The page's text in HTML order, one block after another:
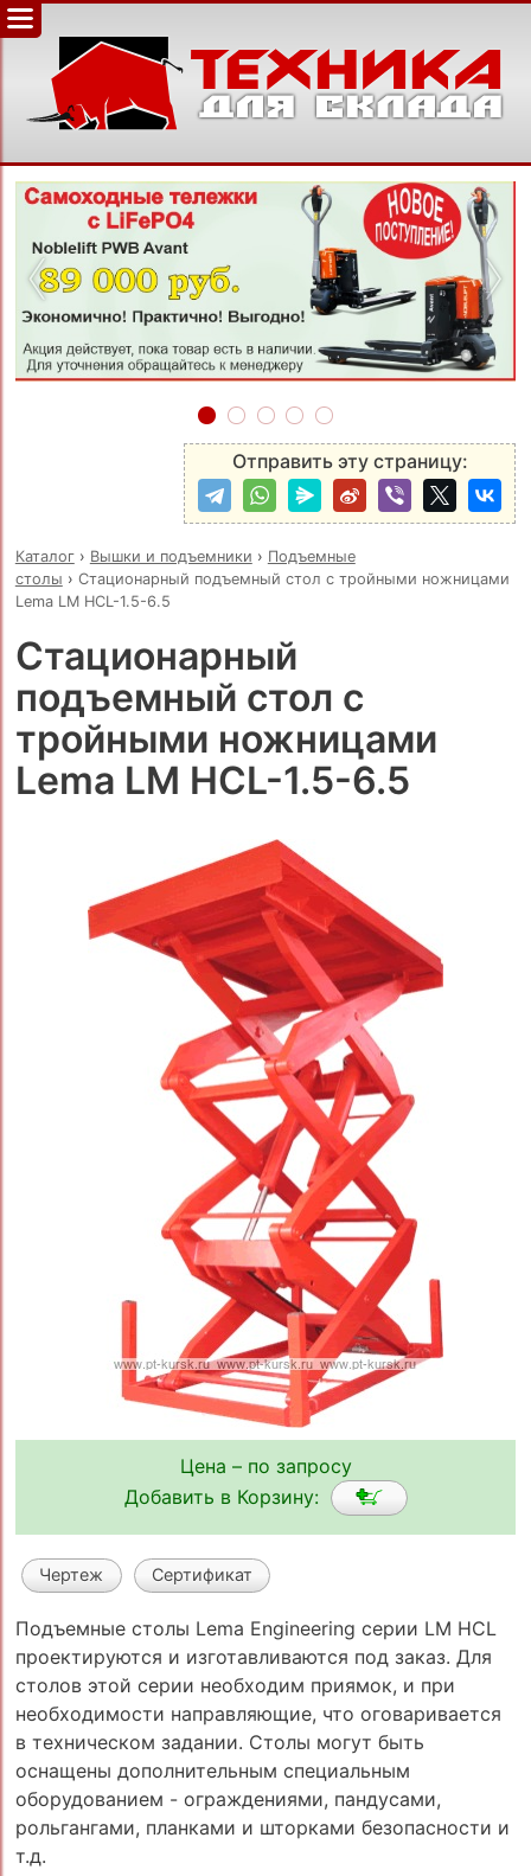
‹ ›
Отправить эту страницу:
Каталог› Вышки и подъемники › Подъемные
столы › Стационарный подъемный стол с тройными ножницами
Lema LM HCL-1.5-6.5
Стационарный
подъемный стол с
тройными ножницами
Lema LM HCL-1.5-6.5
Цена – по запросу
Добавить в Корзину:
Чертеж Сертификат
Подъемные столы Lema Engineering серии LM HCL
проектируются и изготавливаются под заказ. Для
столов этой серии необходим приямок, и при
необходимости направляющие, что оговаривается
в техническом задании. Столы могут быть
оснащены дополнительным специальным
оборудованием - ограждениями, пандусами,
рольгангами, планками и шторками безопасности и
т.д.